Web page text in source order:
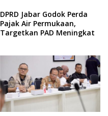
DPRD Jabar Godok Perda
Pajak Air Permukaan,
Targetkan PAD Meningkat